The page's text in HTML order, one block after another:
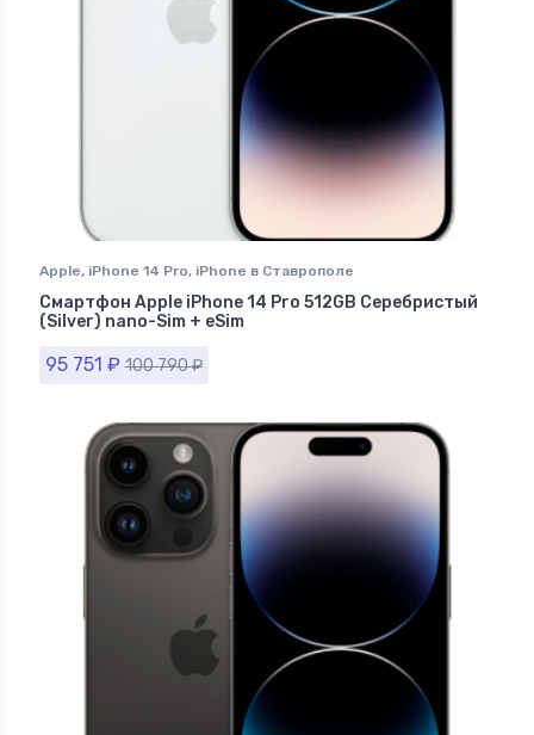
Apple, iPhone 14 Pro, iPhone в Ставрополе
Смартфон Apple iPhone 14 Pro 512GB Серебристый
(Silver) nano-Sim + eSim
95 751 ₽ 100 790₽